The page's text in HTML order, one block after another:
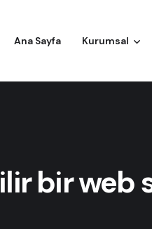
Ana Sayfa Kurumsal
bir web